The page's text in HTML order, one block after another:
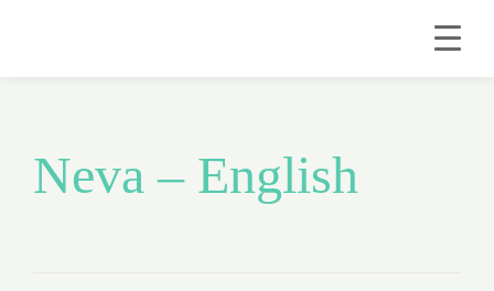
Neva – English